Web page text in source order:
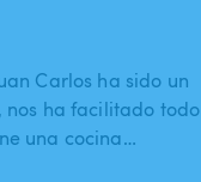
Carlos ha sido un
nos ha facilitado todo
una cocina…